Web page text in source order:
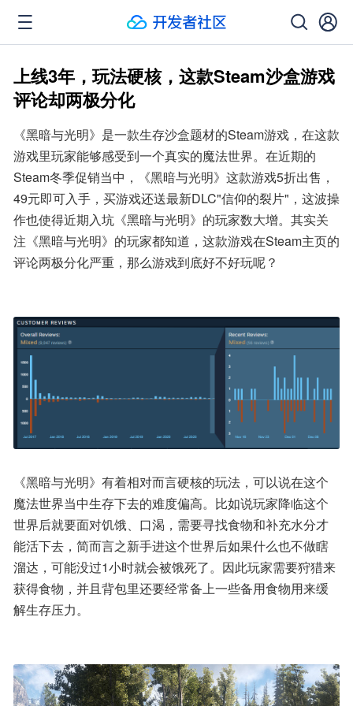
上线3年，玩法硬核，这款Steam沙盒游戏
评论却两极分化
《黑暗与光明》是一款生存沙盒题材的Steam游戏，在这款
游戏里玩家能够感受到一个真实的魔法世界。在近期的
Steam冬季促销当中，《黑暗与光明》这款游戏5折出售，
49元即可入手，买游戏还送最新DLC"信仰的裂片"，这波操
作也使得近期入坑《黑暗与光明》的玩家数大增。其实关
注《黑暗与光明》的玩家都知道，这款游戏在Steam主页的
评论两极分化严重，那么游戏到底好不好玩呢？
《黑暗与光明》有着相对而言硬核的玩法，可以说在这个
魔法世界当中生存下去的难度偏高。比如说玩家降临这个
世界后就要面对饥饿、口渴，需要寻找食物和补充水分才
能活下去，简而言之新手进这个世界后如果什么也不做瞎
溜达，可能没过1小时就会被饿死了。因此玩家需要狩猎来
获得食物，并且背包里还要经常备上一些备用食物用来缓
解生存压力。